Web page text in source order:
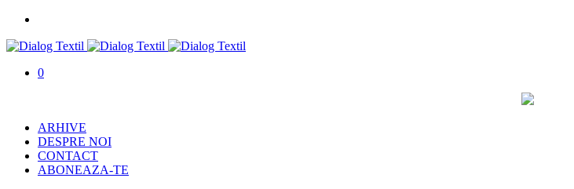
0
ARHIVE
DESPRE NOI
CONTACT
ABONEAZA-TE